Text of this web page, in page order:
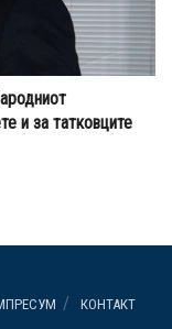
и за татковците
КОНТАКТ